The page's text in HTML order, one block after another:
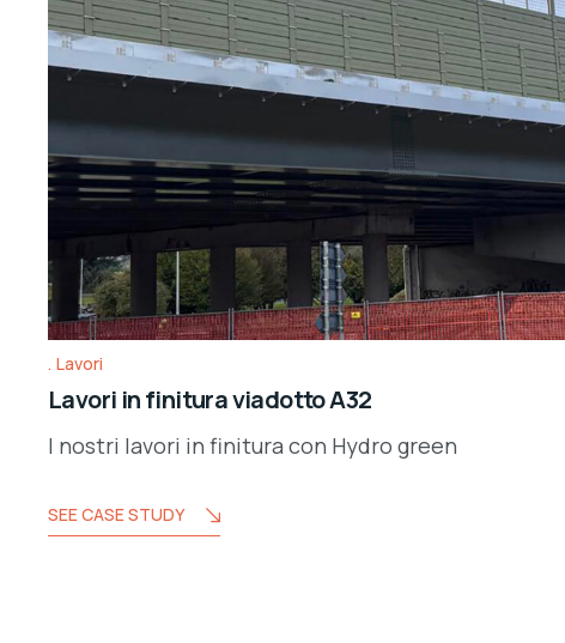
Lavori
Lavori in finitura viadotto A32
I nostri lavori in finitura con Hydro green
SEE CASE STUDY